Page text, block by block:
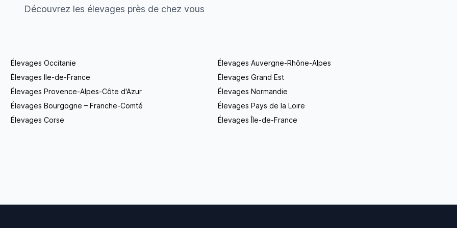
Découvrez les élevages près de chez vous
Élevages Occitanie
Élevages Auvergne-Rhône-Alpes
Élevages Ile-de-France
Élevages Grand Est
Élevages Provence-Alpes-Côte d'Azur
Élevages Normandie
Élevages Bourgogne – Franche-Comté
Élevages Pays de la Loire
Élevages Corse
Élevages Île-de-France